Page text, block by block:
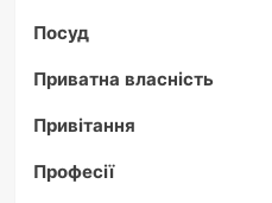
Посуд
Приватна власність
Привітання
Професії